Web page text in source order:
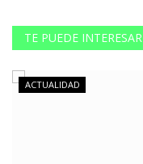
TE PUEDE INTERESAR
ACTUALIDAD